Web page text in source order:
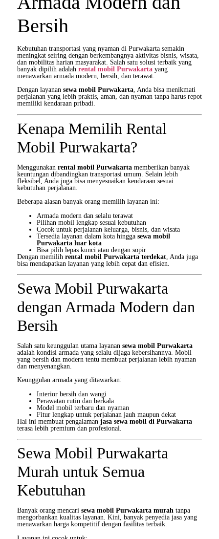
Bersih
Kebutuhan transportasi yang nyaman di Purwakarta semakin
meningkat seiring dengan berkembangnya aktivitas bisnis, wisata,
dan mobilitas harian masyarakat. Salah satu solusi terbaik yang
banyak dipilih adalah rental mobil Purwakarta yang
menawarkan armada modern, bersih, dan terawat.
Dengan layanan sewa mobil Purwakarta, Anda bisa menikmati
perjalanan yang lebih praktis, aman, dan nyaman tanpa harus repot
memiliki kendaraan pribadi.
Kenapa Memilih Rental
Mobil Purwakarta?
Menggunakan rental mobil Purwakarta memberikan banyak
keuntungan dibandingkan transportasi umum. Selain lebih
fleksibel, Anda juga bisa menyesuaikan kendaraan sesuai
kebutuhan perjalanan.
Beberapa alasan banyak orang memilih layanan ini:
Armada modern dan selalu terawat
Pilihan mobil lengkap sesuai kebutuhan
Cocok untuk perjalanan keluarga, bisnis, dan wisata
Tersedia layanan dalam kota hingga sewa mobil
Purwakarta luar kota
Bisa pilih lepas kunci atau dengan sopir
Dengan memilih rental mobil Purwakarta terdekat , Anda juga
bisa mendapatkan layanan yang lebih cepat dan efisien.
Sewa Mobil Purwakarta
dengan Armada Modern dan
Bersih
Salah satu keunggulan utama layanan sewa mobil Purwakarta
adalah kondisi armada yang selalu dijaga kebersihannya. Mobil
yang bersih dan modern tentu membuat perjalanan lebih nyaman
dan menyenangkan.
Keunggulan armada yang ditawarkan:
Interior bersih dan wangi
Perawatan rutin dan berkala
Model mobil terbaru dan nyaman
Fitur lengkap untuk perjalanan jauh maupun dekat
Hal ini membuat pengalaman jasa sewa mobil di Purwakarta
terasa lebih premium dan profesional.
Sewa Mobil Purwakarta
Murah untuk Semua
Kebutuhan
Banyak orang mencari sewa mobil Purwakarta murah tanpa
mengorbankan kualitas layanan. Kini, banyak penyedia jasa yang
menawarkan harga kompetitif dengan fasilitas terbaik.